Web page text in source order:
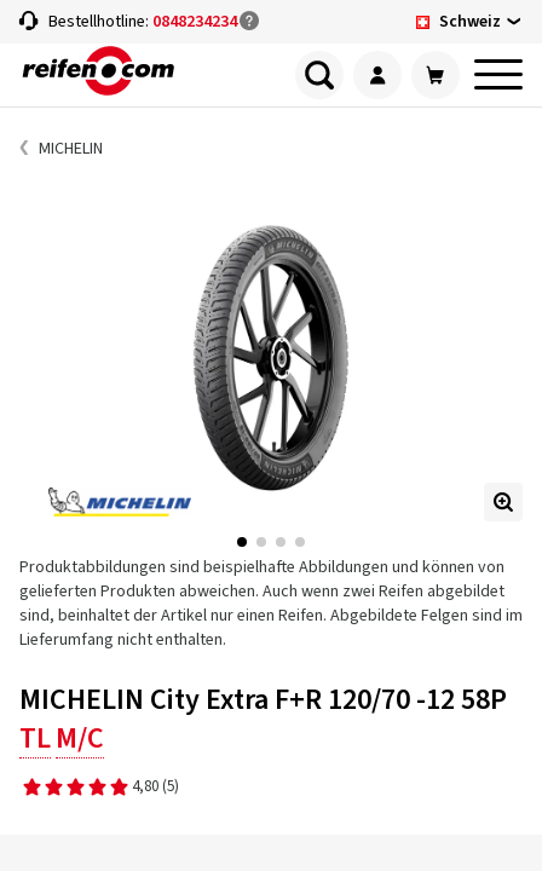
Bestellhotline: 0848234234 Schweiz
MICHELIN
Produktabbildungen sind beispielhafte Abbildungen und können von
gelieferten Produkten abweichen. Auch wenn zwei Reifen abgebildet
sind, beinhaltet der Artikel nur einen Reifen. Abgebildete Felgen sind im
Lieferumfang nicht enthalten.
MICHELIN City Extra F+R 120/70 -12 58P
TLM/C
4,80 (5)